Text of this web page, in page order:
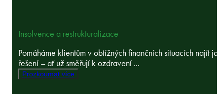
Insolvence a restrukturalizace
Pomáháme klientům v obtížných finančních situacích najít
řešení – ať už směřují k ozdravení ...
Prozkoumat více